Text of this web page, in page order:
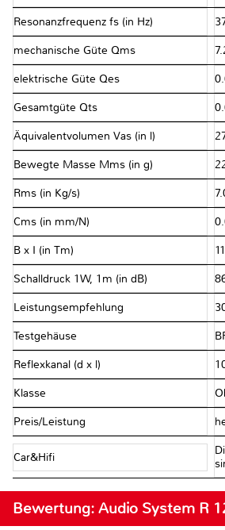
Resonanzfrequenz fs (in Hz)
mechanische Güte Qms
elektrische Güte Qes
Gesamtgüte Qts
Äquivalentvolumen Vas (in l)
Bewegte Masse Mms (in g)
Rms (in Kg/s)
Cms (in mm/N)
B x I (in Tm)
Schalldruck 1W, 1m (in dB)
Leistungsempfehlung
Testgehäuse
Reflexkanal (d x l)
Klasse
Preis/Leistung
Car&Hifi
Bewertung: Audio System R